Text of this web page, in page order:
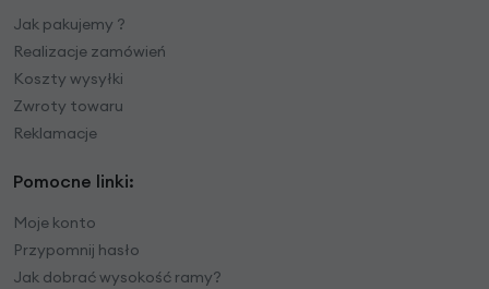
Jak pakujemy ?
Realizacje zamówień
Koszty wysyłki
Zwroty towaru
Reklamacje
Pomocne linki:
Moje konto
Przypomnij hasło
Jak dobrać wysokość ramy?